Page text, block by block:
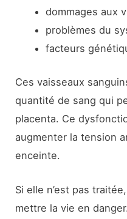
dommages aux
problèmes du
facteurs
Ces vaisseaux
quantité de sang qui
placenta. Ce
augmenter la tension
enceinte.
Si elle n’est pas
mettre la vie en